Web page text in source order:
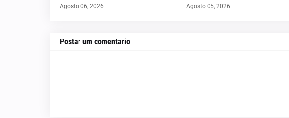
Agosto 06, 2026 Agosto 05, 2026
Postar um comentário